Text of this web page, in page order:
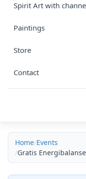
Spirit Art with
Paintings
Store
Contact
Home Events
Gratis